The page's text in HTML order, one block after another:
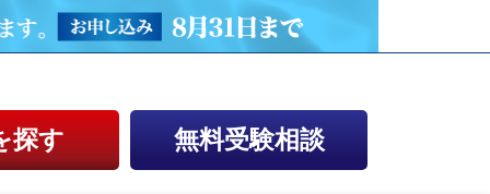
探す 無料受験相談